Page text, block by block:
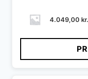
4.049,00 kr.